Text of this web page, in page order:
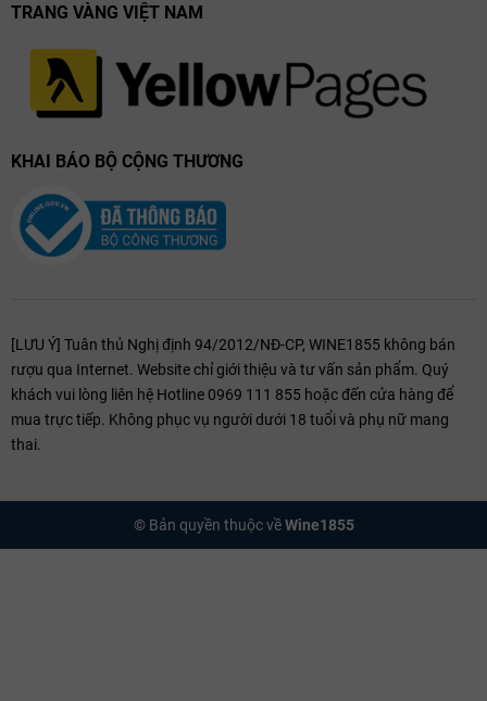
TRANG VÀNG VIỆT NAM
KHAI BÁO BỘ CỘNG THƯƠNG
[LƯU Ý] Tuân thủ Nghị định 94/2012/NĐ-CP, WINE1855 không bán
rượu qua Internet. Website chỉ giới thiệu và tư vấn sản phẩm. Quý
khách vui lòng liên hệ Hotline 0969 111 855 hoặc đến cửa hàng để
mua trực tiếp. Không phục vụ người dưới 18 tuổi và phụ nữ mang
thai.
© Bản quyền thuộc vềWine1855